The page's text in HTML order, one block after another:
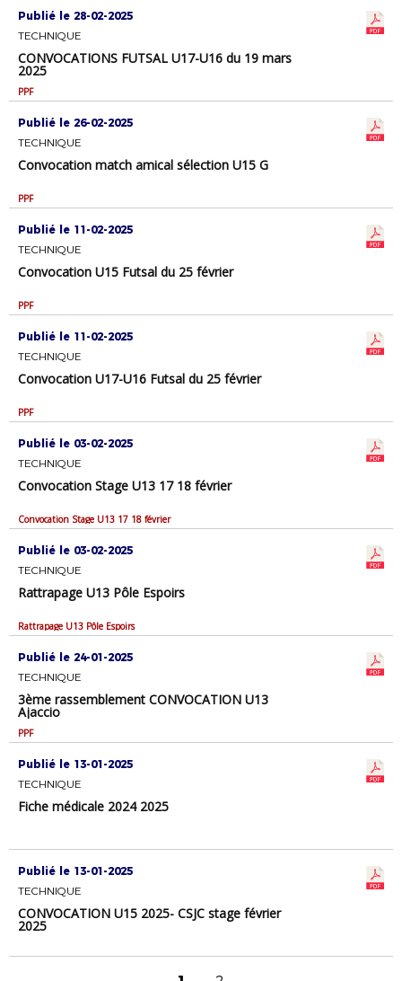
Publié le 28-02-2025
TECHNIQUE
CONVOCATIONS FUTSAL U17-U16 du 19 mars
2025
PPF
Publié le 26-02-2025
TECHNIQUE
Convocation match amical sélection U15 G
PPF
Publié le 11-02-2025
TECHNIQUE
Convocation U15 Futsal du 25 février
PPF
Publié le 11-02-2025
TECHNIQUE
Convocation U17-U16 Futsal du 25 février
PPF
Publié le 03-02-2025
TECHNIQUE
Convocation Stage U13 17 18 février
Convocation Stage U13 17 18 février
Publié le 03-02-2025
TECHNIQUE
Rattrapage U13 Pôle Espoirs
Rattrapage U13 Pôle Espoirs
Publié le 24-01-2025
TECHNIQUE
3ème rassemblement CONVOCATION U13
Ajaccio
PPF
Publié le 13-01-2025
TECHNIQUE
Fiche médicale 2024 2025
Publié le 13-01-2025
TECHNIQUE
CONVOCATION U15 2025- CSJC stage février
2025